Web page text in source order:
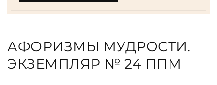
АФОРИЗМЫ МУДРОСТИ.
ЭКЗЕМПЛЯР № 24 ППМ